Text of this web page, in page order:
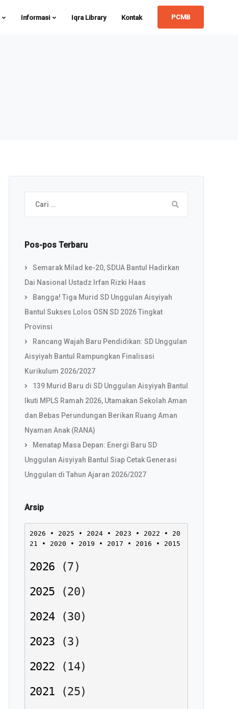
Informasi Iqra Library Kontak PCMB
Cari
untuk:
Pos-pos Terbaru
Semarak Milad ke-20, SDUA Bantul Hadirkan
Dai Nasional Ustadz Irfan Rizki Haas
Bangga! Tiga Murid SD Unggulan Aisyiyah
Bantul Sukses Lolos OSN SD 2026 Tingkat
Provinsi
Rancang Wajah Baru Pendidikan: SD Unggulan
Aisyiyah Bantul Rampungkan Finalisasi
Kurikulum 2026/2027
139 Murid Baru di SD Unggulan Aisyiyah Bantul
Ikuti MPLS Ramah 2026, Utamakan Sekolah Aman
dan Bebas Perundungan Berikan Ruang Aman
Nyaman Anak (RANA)
Menatap Masa Depan: Energi Baru SD
Unggulan Aisyiyah Bantul Siap Cetak Generasi
Unggulan di Tahun Ajaran 2026/2027
Arsip
2026 • 2025 • 2024 • 2023 • 2022 • 20
21
• 2020 • 2019 • 2017 • 2016 • 2015
2026 (7 )
2025
(20)
2024
(30)
2023
(3 )
2022
(14)
2021
(25)